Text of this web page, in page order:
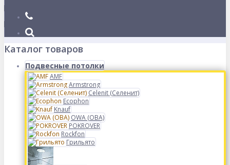
Каталог товаров
Подвесные потолки
AMF
Armstrong
Celenit (Селенит)
Ecophon
Knauf
OWA (ОВА)
POKROVER
Rockfon
Грильято